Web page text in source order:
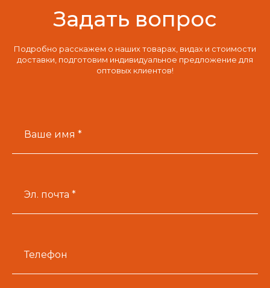
Задать вопрос
Подробно расскажем о наших товарах, видах и стоимости
доставки, подготовим индивидуальное предложение для
оптовых клиентов!
Ваше имя *
Эл. почта *
Телефон